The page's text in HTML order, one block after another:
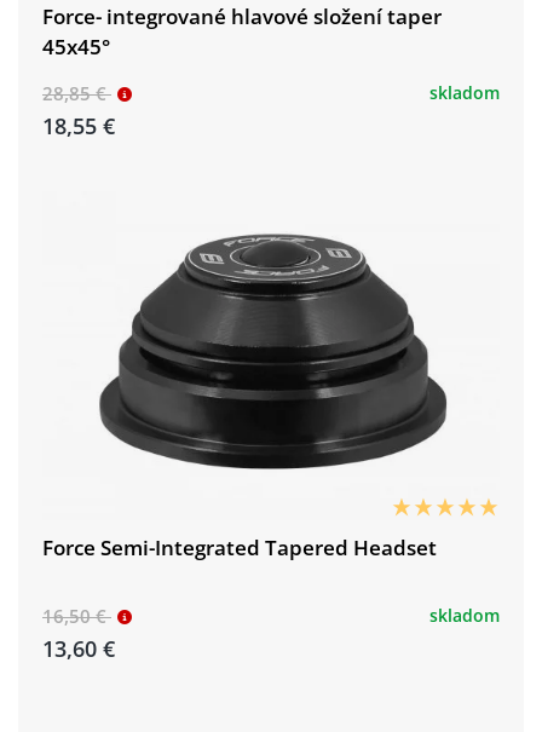
Force- integrované hlavové složení taper
45x45°
28,85 €
18,55 €
skladom
Force Semi-Integrated Tapered Headset
16,50 €
13,60 €
skladom